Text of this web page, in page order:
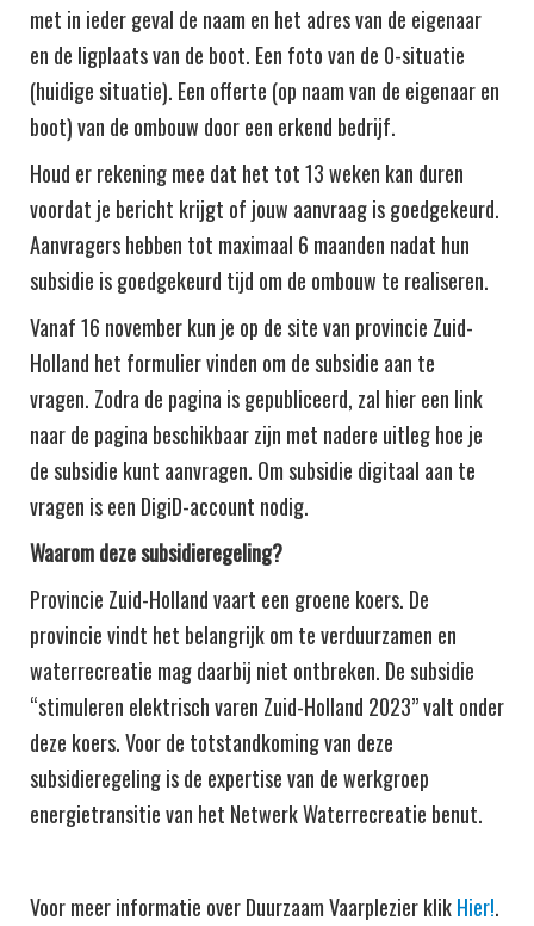
met in ieder geval de naam en het adres van de eigenaar
en de ligplaats van de boot. Een foto van de 0-situatie
(huidige situatie). Een offerte (op naam van de eigenaar en
boot) van de ombouw door een erkend bedrijf.
Houd er rekening mee dat het tot 13 weken kan duren
voordat je bericht krijgt of jouw aanvraag is goedgekeurd.
Aanvragers hebben tot maximaal 6 maanden nadat hun
subsidie is goedgekeurd tijd om de ombouw te realiseren.
Vanaf 16 november kun je op de site van provincie Zuid-
Holland het formulier vinden om de subsidie aan te
vragen. Zodra de pagina is gepubliceerd, zal hier een link
naar de pagina beschikbaar zijn met nadere uitleg hoe je
de subsidie kunt aanvragen. Om subsidie digitaal aan te
vragen is een DigiD-account nodig.
Waarom deze subsidieregeling?
Provincie Zuid-Holland vaart een groene koers. De
provincie vindt het belangrijk om te verduurzamen en
waterrecreatie mag daarbij niet ontbreken. De subsidie
“stimuleren elektrisch varen Zuid-Holland 2023” valt onder
deze koers. Voor de totstandkoming van deze
subsidieregeling is de expertise van de werkgroep
energietransitie van het Netwerk Waterrecreatie benut.
Voor meer informatie over Duurzaam Vaarplezier klikHier!.